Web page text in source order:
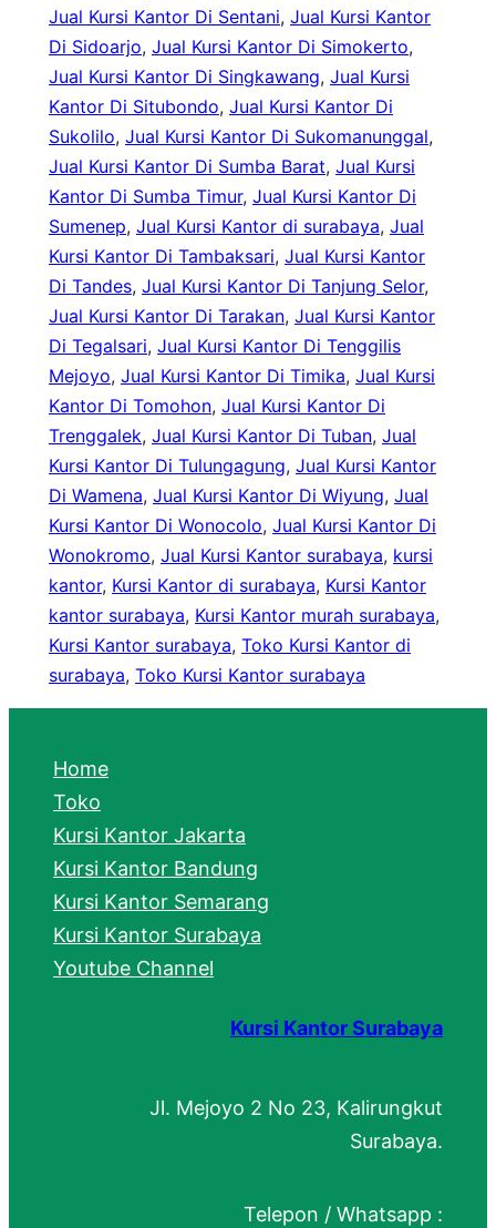
Jual Kursi Kantor Di Sentani, Jual Kursi Kantor
Di Sidoarjo, Jual Kursi Kantor Di Simokerto
Jual Kursi Kantor Di Singkawang, Jual Kursi
Kantor Di Situbondo, Jual Kursi Kantor Di
Sukolilo, Jual Kursi Kantor Di Sukomanunggal
Jual Kursi Kantor Di Sumba Barat, Jual Kursi
Kantor Di Sumba Timur, Jual Kursi Kantor Di
Sumenep, Jual Kursi Kantor di surabaya, Jual
Kursi Kantor Di Tambaksari, Jual Kursi Kantor
Di Tandes, Jual Kursi Kantor Di Tanjung Selor
Jual Kursi Kantor Di Tarakan, Jual Kursi Kantor
Di Tegalsari, Jual Kursi Kantor Di Tenggilis
Mejoyo, Jual Kursi Kantor Di Timika, Jual Kursi
Kantor Di Tomohon, Jual Kursi Kantor Di
Trenggalek, Jual Kursi Kantor Di Tuban, Jual
Kursi Kantor Di Tulungagung, Jual Kursi Kantor
Di Wamena, Jual Kursi Kantor Di Wiyung, Jual
Kursi Kantor Di Wonocolo, Jual Kursi Kantor Di
Wonokromo, Jual Kursi Kantor surabaya, kursi
kantor, Kursi Kantor di surabaya, Kursi Kantor
kantor surabaya, Kursi Kantor murah surabaya
Kursi Kantor surabaya, Toko Kursi Kantor di
surabaya, Toko Kursi Kantor surabaya
Home
Toko
Kursi Kantor Jakarta
Kursi Kantor Bandung
Kursi Kantor Semarang
Kursi Kantor Surabaya
Youtube Channel
Kursi Kantor Surabaya
Jl. Mejoyo 2 No 23, Kalirungkut
Surabaya.
Telepon / Whatsapp :